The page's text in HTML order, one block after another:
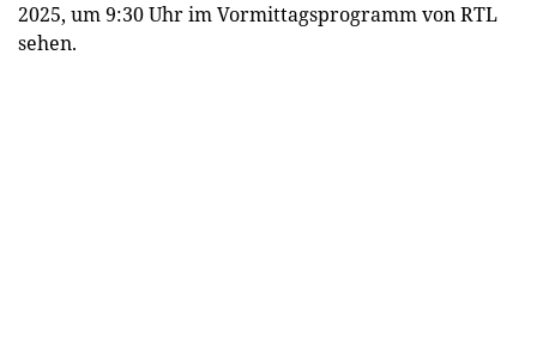
2025, um 9:30 Uhr im Vormittagsprogramm von RTL
sehen.